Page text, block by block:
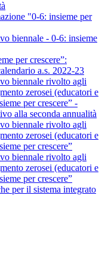
"0-6: insieme per
biennale - 0-6: insieme
per crescere”:
a.s. 2022-23
biennale rivolto agli
zerosei (educatori e
per crescere” -
alla seconda annualità
biennale rivolto agli
zerosei (educatori e
per crescere”
biennale rivolto agli
zerosei (educatori e
per crescere”
per il sistema integrato